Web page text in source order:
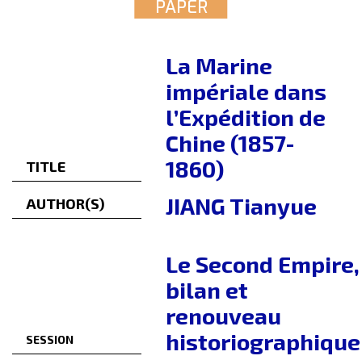
PAPER
TITLE
La Marine
impériale dans
l’Expédition de
Chine (1857-
1860)
AUTHOR(S) JIANG Tianyue
SESSION
Le Second Empire,
bilan et
renouveau
historiographique